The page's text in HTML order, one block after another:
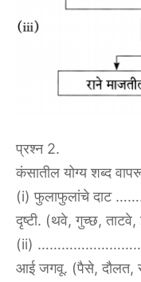
प्रश्न 2.
कंसातील योग्य शब्द
(i) फुलाफुलांचे दाट
दृष्टी. (थवे, गुच्छ,
(ii)
आई जगवू. (पैसे, दौलत,